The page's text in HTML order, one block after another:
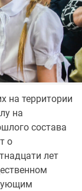
на территории
на
состава
о
лет